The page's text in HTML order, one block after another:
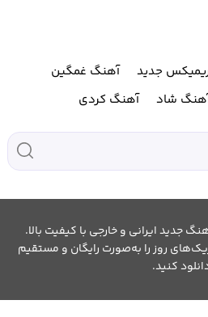
جدید
آهنگ غمگین
شاد آهنگ کردی
جدید ایرانی و خارجی با کیفیت بالا.
روز را به‌صورت رایگان و مستقیم
کنید.